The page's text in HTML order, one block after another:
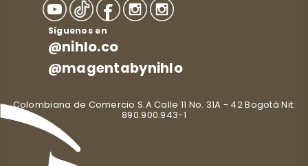
Síguenos en
@nihlo.co
@magentabynihlo
Colombiana de Comercio S.A Calle 11 No. 31A - 42 Bogotá Nit:
890.900.943-1